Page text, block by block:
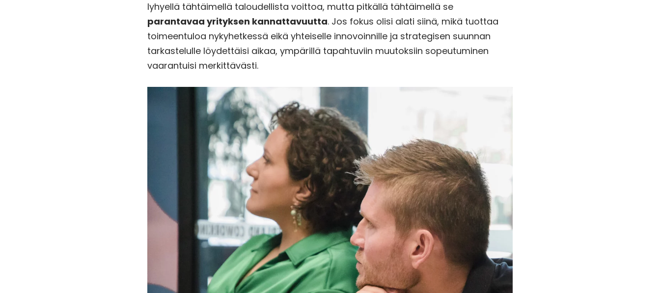
lyhyellä tähtäimellä taloudellista voittoa, mutta pitkällä tähtäimellä se
parantavaa yrityksen kannattavuutta. Jos fokus olisi alati siinä, mikä tuottaa
toimeentuloa nykyhetkessä eikä yhteiselle innovoinnille ja strategisen suunnan
tarkastelulle löydettäisi aikaa, ympärillä tapahtuviin muutoksiin sopeutuminen
vaarantuisi merkittävästi.